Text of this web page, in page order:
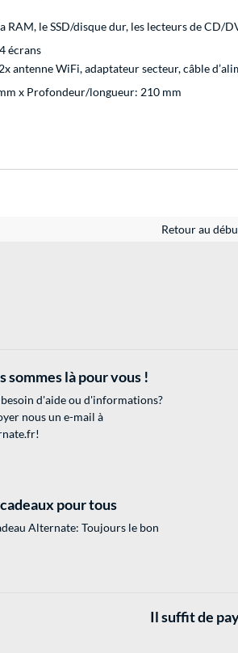
RAM, le SSD/disque dur, les lecteurs de CD/
écrans
2x antenne WiFi, adaptateur secteur, câble
x Profondeur/longueur: 210 mm
Retour au
sommes là pour vous !
besoin d'aide ou d'informations?
nous un e-mail à
!
pour tous
Alternate: Toujours le bon
Il suffit de